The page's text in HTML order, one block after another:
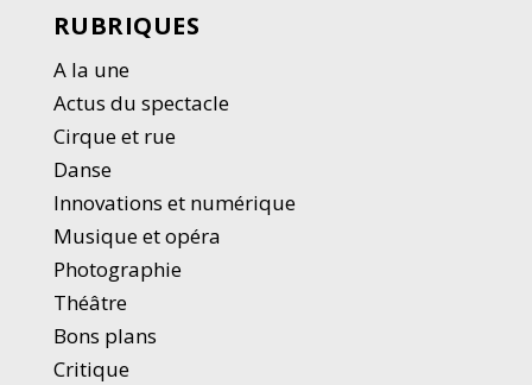
RUBRIQUES
A la une
Actus du spectacle
Cirque et rue
Danse
Innovations et numérique
Musique et opéra
Photographie
Théâtre
Bons plans
Critique